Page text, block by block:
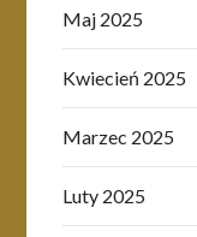
Maj 2025
Kwiecień 2025
Marzec 2025
Luty 2025